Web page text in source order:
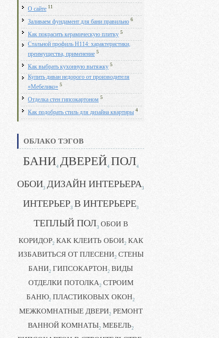
О сайте 11
Заливаем фундамент для бани правильно 6
Как покрасить керамическую плитку 5
Стальной профиль Н114: характеристики,
преимущества, применение 5
Как выбрать кухонную вытяжку 5
Купить диван недорого от производителя
«Мебелико» 5
Отделка стен гипсокартоном 5
Как подобрать стиль для дизайна квартиры 4
ОБЛАКО ТЭГОВ
БАНИ4 ДВЕРЕЙ4 ПОЛ4
ОБОИ3 ДИЗАЙН ИНТЕРЬЕРА3
ИНТЕРЬЕР3 В ИНТЕРЬЕРЕ3
ТЕПЛЫЙ ПОЛ3 ОБОИ В
КОРИДОР2 КАК КЛЕИТЬ ОБОИ2 КАК
ИЗБАВИТЬСЯ ОТ ПЛЕСЕНИ2 СТЕНЫ
БАНИ2 ГИПСОКАРТОН2 ВИДЫ
ОТДЕЛКИ ПОТОЛКА2 СТРОИМ
БАНЮ2 ПЛАСТИКОВЫХ ОКОН2
МЕЖКОМНАТНЫЕ ДВЕРИ2 РЕМОНТ
ВАННОЙ КОМНАТЫ2 МЕБЕЛЬ2